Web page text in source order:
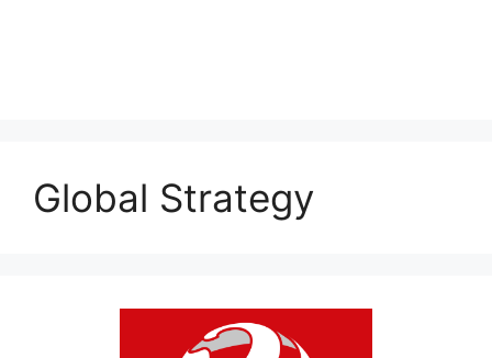
Global Strategy